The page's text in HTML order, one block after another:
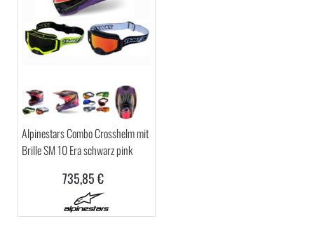
Alpinestars Combo Crosshelm mit
Brille SM 10 Era schwarz pink
735,85 €